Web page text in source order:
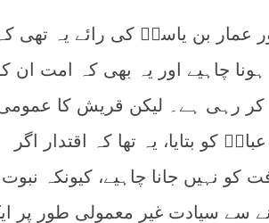
بن یاسرؓ کی رائے یہ تھی کہ
چاہیے اور یہ بھی کہ امت ان
کر رہی ہے۔ لیکن قریش کا
کو بتایا، یہ تھا کہ اقتدار اگر
نہیں جانا چاہیے، کیونکہ نبوت
سے سیادت غیر معمولی طور پر